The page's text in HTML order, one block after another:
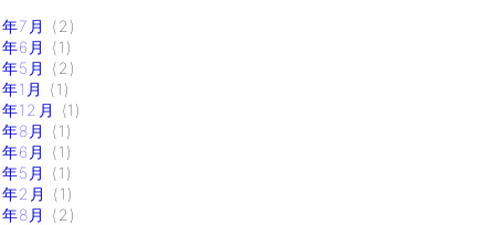
7月
(2)
6月
(1)
5月
(2)
1月
(1)
12月
(1)
8月
(1)
6月
(1)
5月
(1)
2月
(1)
8月
(2)